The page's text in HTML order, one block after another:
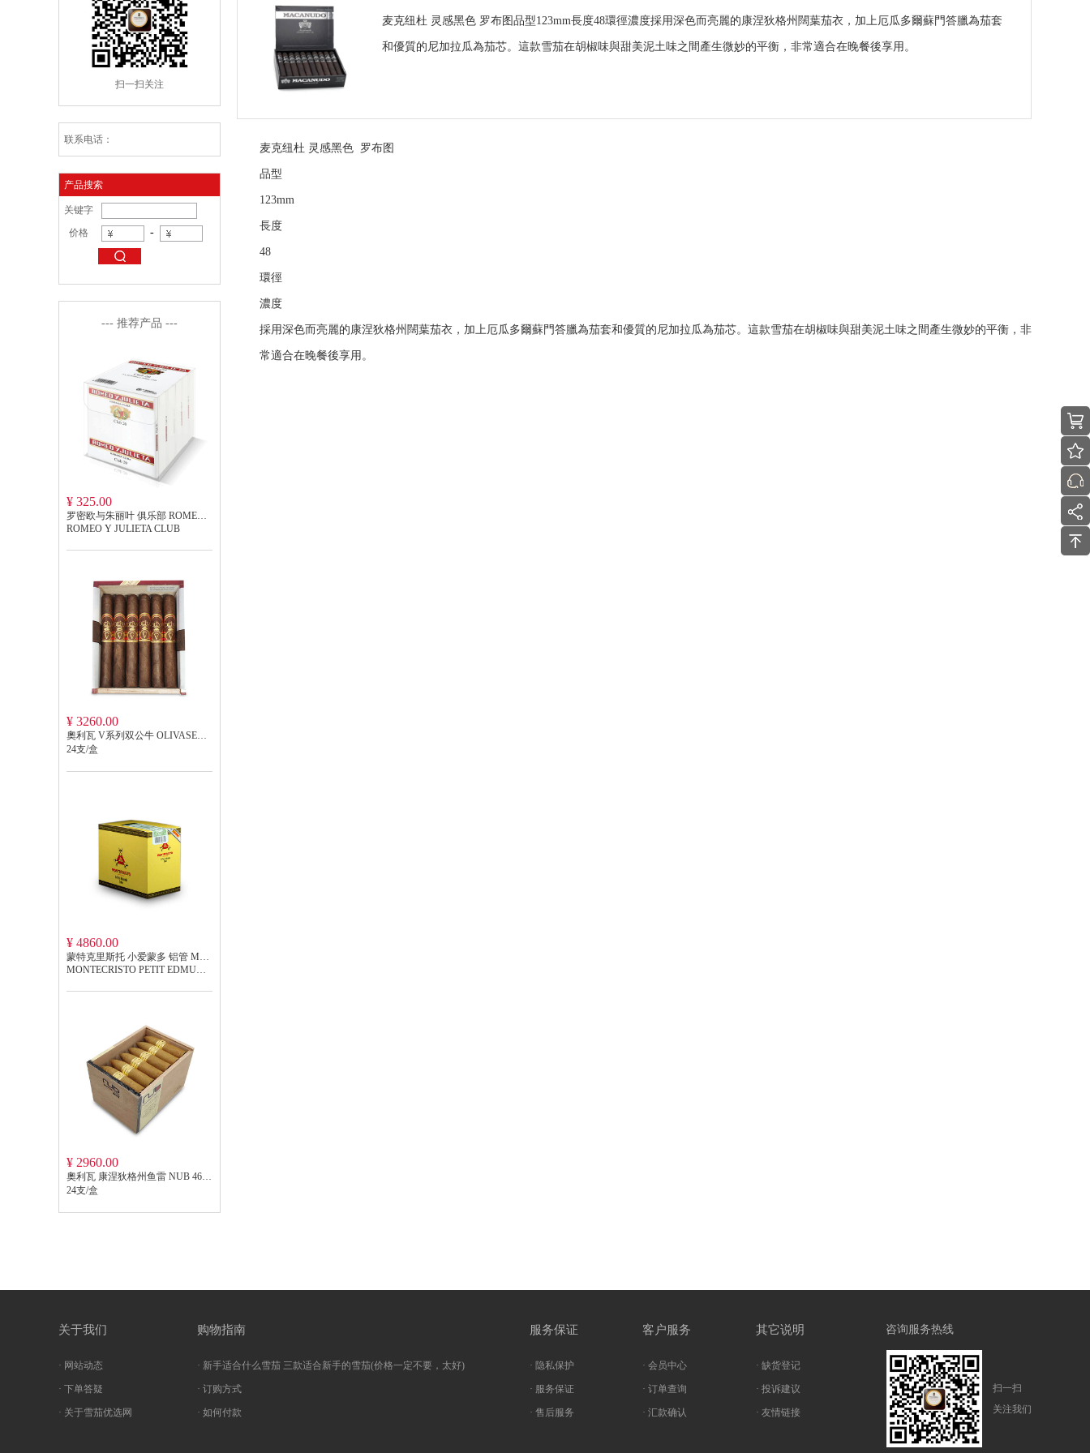
扫一扫关注
联系电话：
产品搜索
关键字
价格
-
--- 推荐产品 ---
¥ 325.00
ROMEO Y JULIETA CLUB
¥ 3260.00
24支/盒
¥ 4860.00
¥ 2960.00
24支/盒
麦克纽杜 灵感黑色 罗布图品型123mm長度48環徑濃度採用深色而亮麗的康涅狄格州闊葉茄衣，加上厄瓜多爾蘇門答臘為茄套
和優質的尼加拉瓜為茄芯。這款雪茄在胡椒味與甜美泥土味之間產生微妙的平衡，非常適合在晚餐後享用。
麦克纽杜 灵感黑色 罗布图
品型
123mm
長度
48
環徑
濃度
採用深色而亮麗的康涅狄格州闊葉茄衣，加上厄瓜多爾蘇門答臘為茄套和優質的尼加拉瓜為茄芯。這款雪茄在胡椒味與甜美泥土味之間產生微妙的平衡，非
常適合在晚餐後享用。
关于我们
· 网站动态
· 下单答疑
· 关于雪茄优选网
购物指南
· 新手适合什么雪茄 三款适合新手的雪茄(价格一定不要，太好)
· 订购方式
· 如何付款
服务保证
· 隐私保护
· 服务保证
· 售后服务
客户服务
· 会员中心
· 订单查询
· 汇款确认
其它说明
· 缺货登记
· 投诉建议
· 友情链接
咨询服务热线
扫一扫
关注我们